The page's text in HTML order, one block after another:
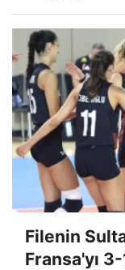
Filenin
Fransa'yı